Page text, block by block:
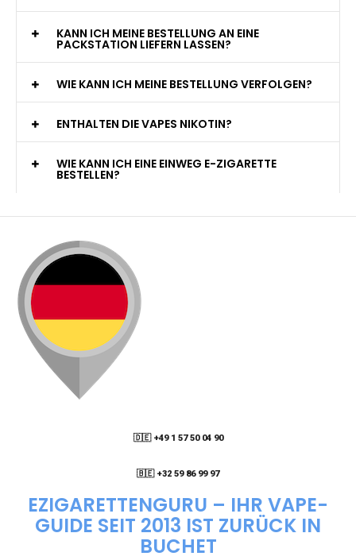
KANN ICH MEINE BESTELLUNG AN EINE
PACKSTATION LIEFERN LASSEN?
WIE KANN ICH MEINE BESTELLUNG VERFOLGEN?
ENTHALTEN DIE VAPES NIKOTIN?
WIE KANN ICH EINE EINWEG E-ZIGARETTE
BESTELLEN?
🇩🇪 +49 1 57 50 04 90
🇧🇪 +32 59 86 99 97
EZIGARETTENGURU – IHR VAPE-
GUIDE SEIT 2013 IST ZURÜCK IN
BUCHET